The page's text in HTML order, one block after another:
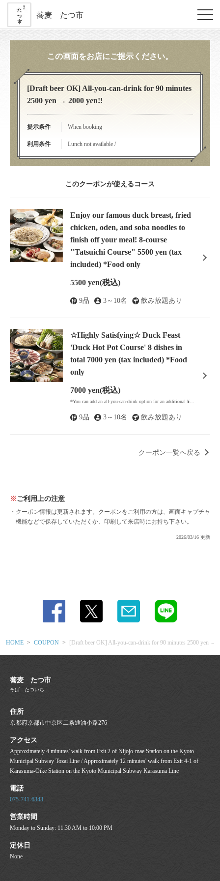
蕎麦 たつ市
この画面をお店にご提示ください。
[Draft beer OK] All-you-can-drink for 90 minutes
2500 yen → 2000 yen!!
提示条件 When booking
利用条件 Lunch not available /
このクーポンが使えるコース
Enjoy our famous duck breast, fried
chicken, oden, and soba noodles to
finish off your meal! 8-course
"Tatsuichi Course" 5500 yen (tax
included) *Food only
5500 yen(税込)
9品 3～10名 飲み放題あり
☆Highly Satisfying☆ Duck Feast
'Duck Hot Pot Course' 8 dishes in
total 7000 yen (tax included) *Food
only
7000 yen(税込)
*You can add an all-you-can-drink option for an additional ¥2000 (tax included) using a coupon.
9品 3～10名 飲み放題あり
クーポン一覧へ戻る
ご利用上の注意
クーポン情報は更新されます。クーポンをご利用の方は、画面キャプチャ
機能などで保存していただくか、印刷して来店時にお持ち下さい。
2026/03/16 更新
HOME COUPON [Draft beer OK] All-you-can-drink for 90 minutes 2500 yen →
蕎麦 たつ市
そば たついち
住所
京都府京都市中京区二条通油小路276
アクセス
Approximately 4 minutes' walk from Exit 2 of Nijojo-mae Station on the Kyoto
Municipal Subway Tozai Line / Approximately 12 minutes' walk from Exit 4-1 of
Karasuma-Oike Station on the Kyoto Municipal Subway Karasuma Line
電話
075-741-6343
営業時間
Monday to Sunday: 11:30 AM to 10:00 PM
定休日
None
この店舗情報をシェアする